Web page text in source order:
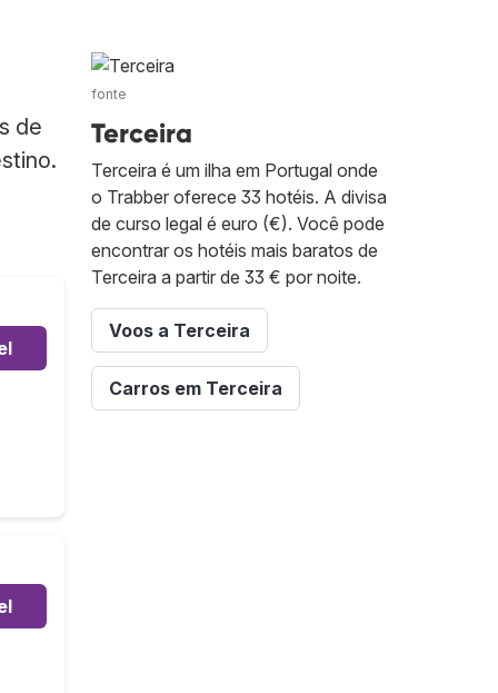
de
fonte
Terceira
Terceira é um ilha em Portugal onde
o Trabber oferece 33 hotéis. A divisa
de curso legal é euro (€). Você pode
encontrar os hotéis mais baratos de
Terceira a partir de 33 € por noite.
Voos a Terceira
Carros em Terceira